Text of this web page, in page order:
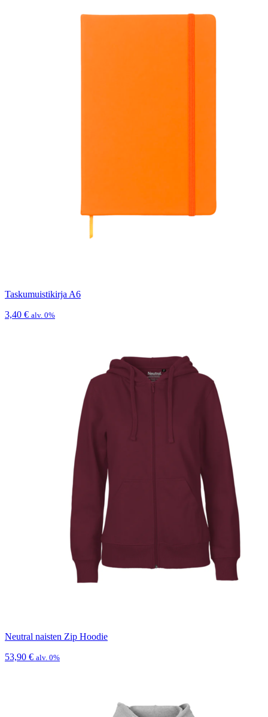
Taskumuistikirja A6
3,40 € alv. 0%
Neutral naisten Zip Hoodie
53,90 € alv. 0%